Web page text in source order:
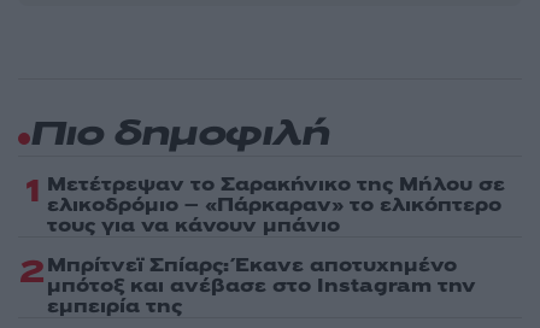
Πιο δημοφιλή
1 Μετέτρεψαν το Σαρακήνικο της Μήλου σε
ελικοδρόμιο – «Πάρκαραν» το ελικόπτερο
τους για να κάνουν μπάνιο
2Μπρίτνεϊ Σπίαρς: Έκανε αποτυχημένο
μπότοξ και ανέβασε στο Instagram την
εμπειρία της